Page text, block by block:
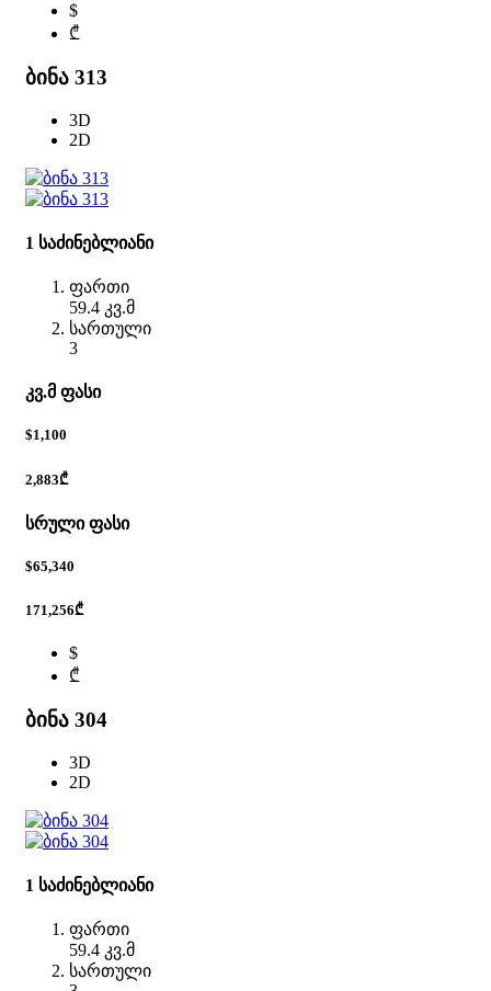
$
₾
ბინა 313
3D
2D
1 საძინებლიანი
ფართი
59.4 კვ.მ
სართული
3
კვ.მ ფასი
$1,100
2,883₾
სრული ფასი
$65,340
171,256₾
$
₾
ბინა 304
3D
2D
1 საძინებლიანი
ფართი
59.4 კვ.მ
სართული